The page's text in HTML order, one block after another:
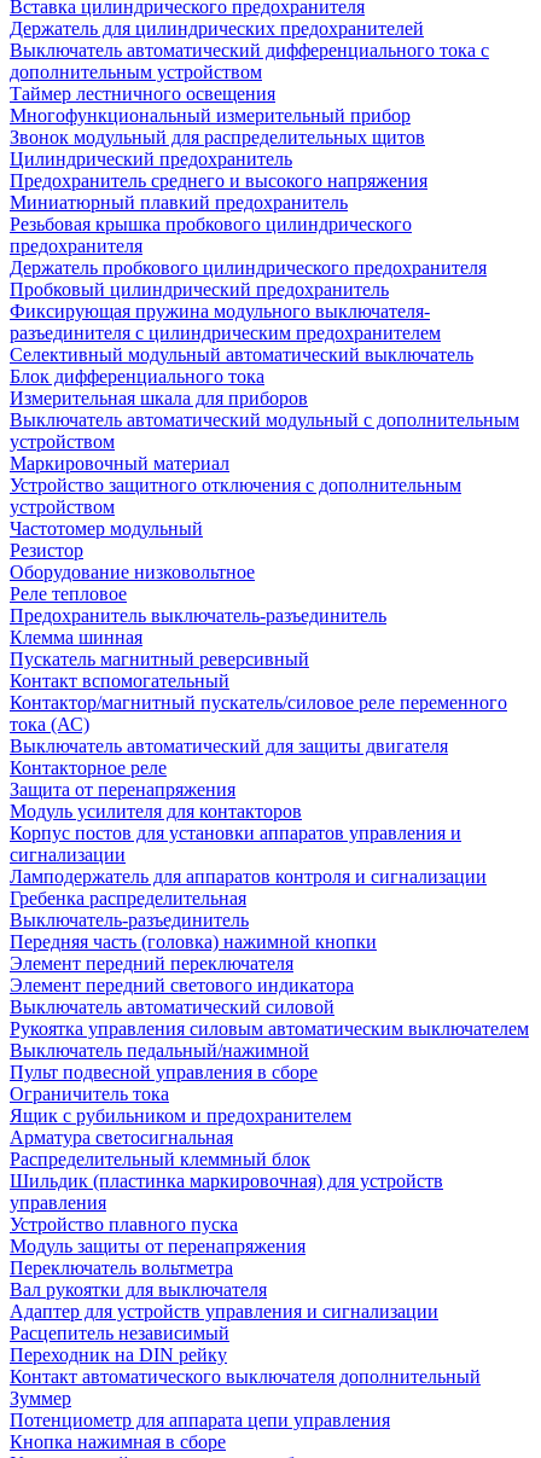
Вставка цилиндрического предохранителя
Держатель для цилиндрических предохранителей
Выключатель автоматический дифференциального тока с
дополнительным устройством
Таймер лестничного освещения
Многофункциональный измерительный прибор
Звонок модульный для распределительных щитов
Цилиндрический предохранитель
Предохранитель среднего и высокого напряжения
Миниатюрный плавкий предохранитель
Резьбовая крышка пробкового цилиндрического
предохранителя
Держатель пробкового цилиндрического предохранителя
Пробковый цилиндрический предохранитель
Фиксирующая пружина модульного выключателя-
разъединителя с цилиндрическим предохранителем
Селективный модульный автоматический выключатель
Блок дифференциального тока
Измерительная шкала для приборов
Выключатель автоматический модульный с дополнительным
устройством
Маркировочный материал
Устройство защитного отключения с дополнительным
устройством
Частотомер модульный
Резистор
Оборудование низковольтное
Реле тепловое
Предохранитель выключатель-разъединитель
Клемма шинная
Пускатель магнитный реверсивный
Контакт вспомогательный
Контактор/магнитный пускатель/силовое реле переменного
тока (АС)
Выключатель автоматический для защиты двигателя
Контакторное реле
Защита от перенапряжения
Модуль усилителя для контакторов
Корпус постов для установки аппаратов управления и
сигнализации
Ламподержатель для аппаратов контроля и сигнализации
Гребенка распределительная
Выключатель-разъединитель
Передняя часть (головка) нажимной кнопки
Элемент передний переключателя
Элемент передний светового индикатора
Выключатель автоматический силовой
Рукоятка управления силовым автоматическим выключателем
Выключатель педальный/нажимной
Пульт подвесной управления в сборе
Ограничитель тока
Ящик с рубильником и предохранителем
Арматура светосигнальная
Распределительный клеммный блок
Шильдик (пластинка маркировочная) для устройств
управления
Устройство плавного пуска
Модуль защиты от перенапряжения
Переключатель вольтметра
Вал рукоятки для выключателя
Адаптер для устройств управления и сигнализации
Расцепитель независимый
Переходник на DIN рейку
Контакт автоматического выключателя дополнительный
Зуммер
Потенциометр для аппарата цепи управления
Кнопка нажимная в сборе